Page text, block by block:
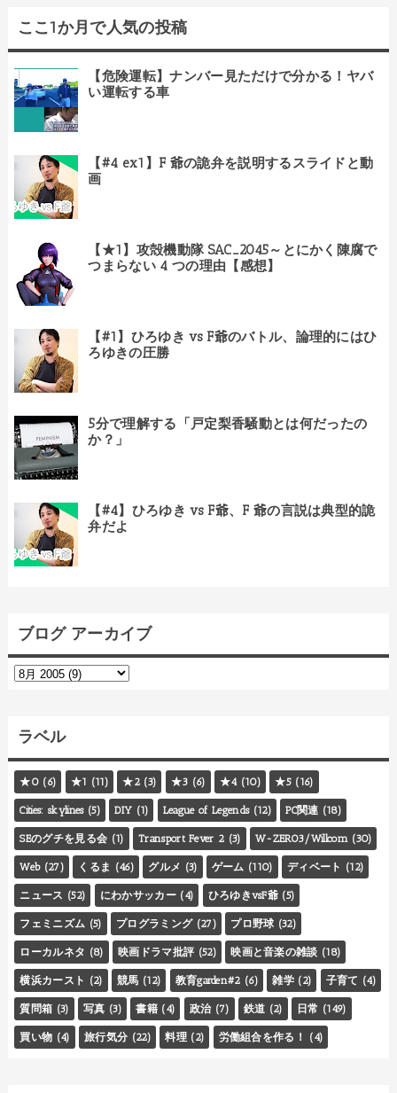
ここ1か月で人気の投稿
【危険運転】ナンバー見ただけで分かる！ヤバ
い運転する車
【#4 ex1】F 爺の詭弁を説明するスライドと動
画
【★1】攻殻機動隊 SAC_2045～とにかく陳腐で
つまらない 4 つの理由【感想】
【#1】ひろゆき vs F爺のバトル、論理的にはひ
ろゆきの圧勝
5分で理解する「戸定梨香騒動とは何だったの
か？」
【#4】ひろゆき vs F爺、F 爺の言説は典型的詭
弁だよ
ブログ アーカイブ
ラベル
★0 (6) ★1 (11) ★2 (3) ★3 (6) ★4 (10) ★5 (16)
Cities: skylines (5) DIY (1) League of Legends (12) PC関連 (18)
SEのグチを見る会 (1) Transport Fever 2 (3) W-ZERO3/Willcom (30)
Web (27) くるま (46) グルメ (3) ゲーム (110) ディベート (12)
ニュース (52) にわかサッカー (4) ひろゆきvsF爺 (5)
フェミニズム (5) プログラミング (27) プロ野球 (32)
ローカルネタ (8) 映画ドラマ批評 (52) 映画と音楽の雑談 (18)
横浜カースト (2) 競馬 (12) 教育garden#2 (6) 雑学 (2) 子育て (4)
質問箱 (3) 写真 (3) 書籍 (4) 政治 (7) 鉄道 (2) 日常 (149)
買い物 (4) 旅行気分 (22) 料理 (2) 労働組合を作る！ (4)